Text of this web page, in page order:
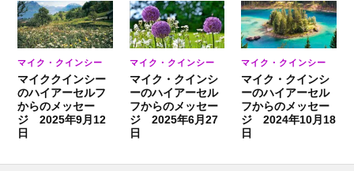
マイク・クインシー
マイククインシー
のハイアーセルフ
からのメッセー
ジ 2025年9月12
日
マイク・クインシー
マイク・クインシ
ーのハイアーセル
フからのメッセー
ジ 2025年6月27
日
マイク・クインシー
マイク・クインシ
ーのハイアーセル
フからのメッセー
ジ 2024年10月18
日